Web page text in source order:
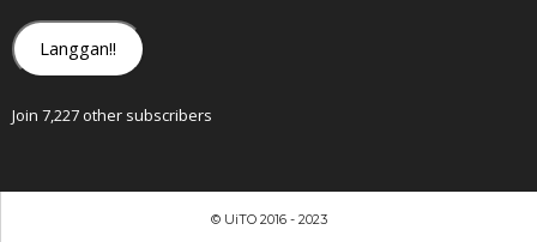
Langgan!!
Join 7,227 other subscribers
© UiTO 2016 - 2023